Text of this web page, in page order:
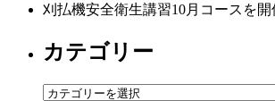
刈払機安全衛生講習10月コースを
カテゴリー
カ